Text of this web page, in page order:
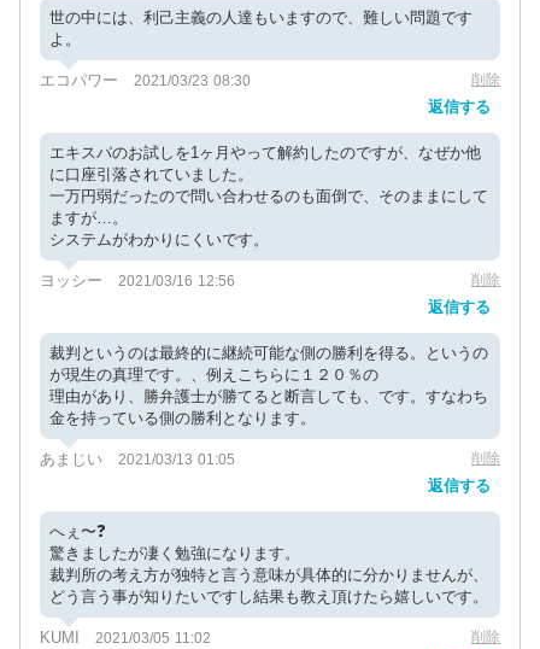
世の中には、利己主義の人達もいますので、難しい問題です
よ。
エコパワー 2021/03/23 08:30 削除
返信する
エキスパのお試しを1ヶ月やって解約したのですが、なぜか他
に口座引落されていました。
一万円弱だったので問い合わせるのも面倒で、そのままにして
ますが…。
システムがわかりにくいです。
ヨッシー 2021/03/16 12:56 削除
返信する
裁判というのは最終的に継続可能な側の勝利を得る。というの
が現生の真理です。、例えこちらに１２０％の
理由があり、勝弁護士が勝てると断言しても、です。すなわち
金を持っている側の勝利となります。
あまじい 2021/03/13 01:05 削除
返信する
へぇ〜❓
驚きましたが凄く勉強になります。
裁判所の考え方が独特と言う意味が具体的に分かりませんが、
どう言う事が知りたいですし結果も教え頂けたら嬉しいです。
KUMI 2021/03/05 11:02 削除